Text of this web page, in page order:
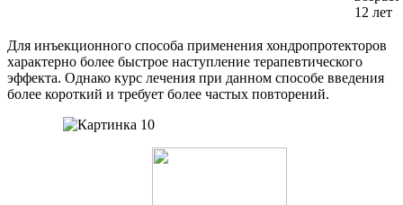
12 лет
Для инъекционного способа применения хондропротекторов
характерно более быстрое наступление терапевтического
эффекта. Однако курс лечения при данном способе введения
более короткий и требует более частых повторений.